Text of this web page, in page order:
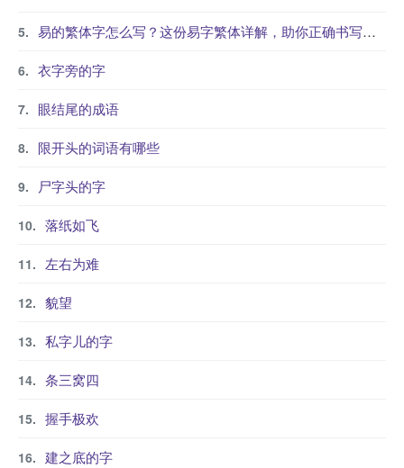
易的繁体字怎么写？这份易字繁体详解，助你正确书写汉字_汉字繁体学习
衣字旁的字
眼结尾的成语
限开头的词语有哪些
尸字头的字
落纸如飞
左右为难
貌望
私字儿的字
条三窝四
握手极欢
建之底的字